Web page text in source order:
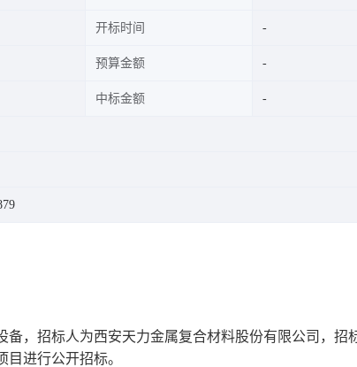
开标时间
预算金额
中标金额
备，招标人为西安天力金属复合材料股份有限公司 ，招
目进行公开招标。